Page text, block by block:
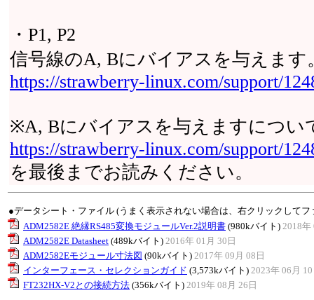
・P1, P2
信号線のA, Bにバイアスを与えます
https://strawberry-linux.com/support/
※A, Bにバイアスを与えますについ
https://strawberry-linux.com/support/
を最後までお読みください。
●データシート・ファイル (うまく表示されない場合は、右クリックして
ADM2582E 絶縁RS485変換モジュールVer.2説明書 (980kバイト) 2018年
ADM2582E Datasheet (489kバイト) 2016年 01月 30日
ADM2582Eモジュール寸法図 (90kバイト) 2017年 09月 08日
インターフェース・セレクションガイド (3,573kバイト) 2023年 06月
FT232HX-V2との接続方法 (356kバイト) 2019年 08月 26日